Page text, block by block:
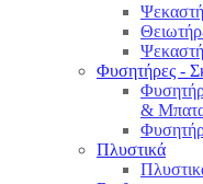
Φυσητήρες -
&
Πλυστικά